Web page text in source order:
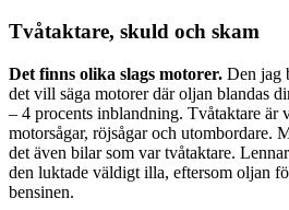
Tvåtaktare, skuld och skam
Det finns olika slags motorer. Den jag
det vill säga motorer där oljan blandas
– 4 procents inblandning. Tvåtaktare är
motorsågar, röjsågar och utombordare.
det även bilar som var tvåtaktare.
den luktade väldigt illa, eftersom oljan
bensinen.